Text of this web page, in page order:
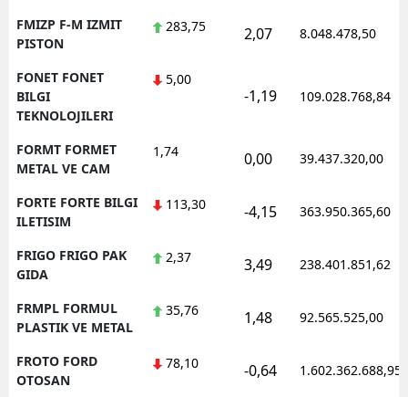
FMIZP F-M IZMIT
PISTON
283,75 2,07 8.048.478,50
FONET FONET
BILGI
TEKNOLOJILERI
5,00
-1,19 109.028.768,84
FORMT FORMET
METAL VE CAM
1,74 0,00 39.437.320,00
FORTE FORTE BILGI
ILETISIM
113,30 -4,15 363.950.365,60
FRIGO FRIGO PAK
GIDA
2,37 3,49 238.401.851,62
FRMPL FORMUL
PLASTIK VE METAL
35,76 1,48 92.565.525,00
FROTO FORD
OTOSAN
78,10 -0,64 1.602.362.688,95